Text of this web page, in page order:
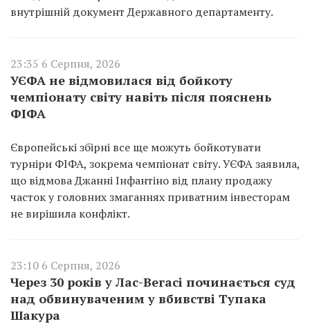
внутрішній документ Державного департаменту.
23:35 6 Серпня, 2026
УЄФА не відмовилася від бойкоту
чемпіонату світу навіть після пояснень
ФІФА
Європейські збірні все ще можуть бойкотувати
турніри ФІФА, зокрема чемпіонат світу. УЄФА заявила,
що відмова Джанні Інфантіно від плану продажу
часток у головних змаганнях приватним інвесторам
не вирішила конфлікт.
23:10 6 Серпня, 2026
Через 30 років у Лас-Вегасі починається суд
над обвинуваченим у вбивстві Тупака
Шакура